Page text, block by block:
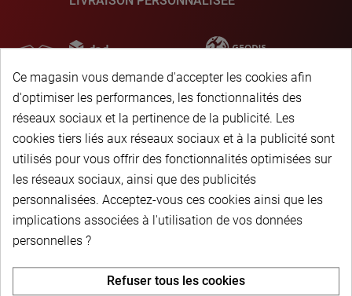
Newsletter
Ce magasin vous demande d'accepter les cookies afin
d'optimiser les performances, les fonctionnalités des
réseaux sociaux et la pertinence de la publicité. Les
cookies tiers liés aux réseaux sociaux et à la publicité sont
utilisés pour vous offrir des fonctionnalités optimisées sur
les réseaux sociaux, ainsi que des publicités
personnalisées. Acceptez-vous ces cookies ainsi que les
implications associées à l'utilisation de vos données
personnelles ?
Refuser tous les cookies